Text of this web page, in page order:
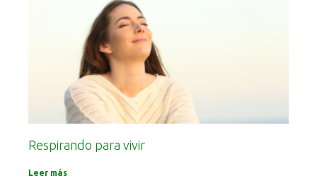
Respirando para vivir
Leer más